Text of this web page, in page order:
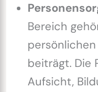
Bereich
beiträgt. Die
Aufsicht,